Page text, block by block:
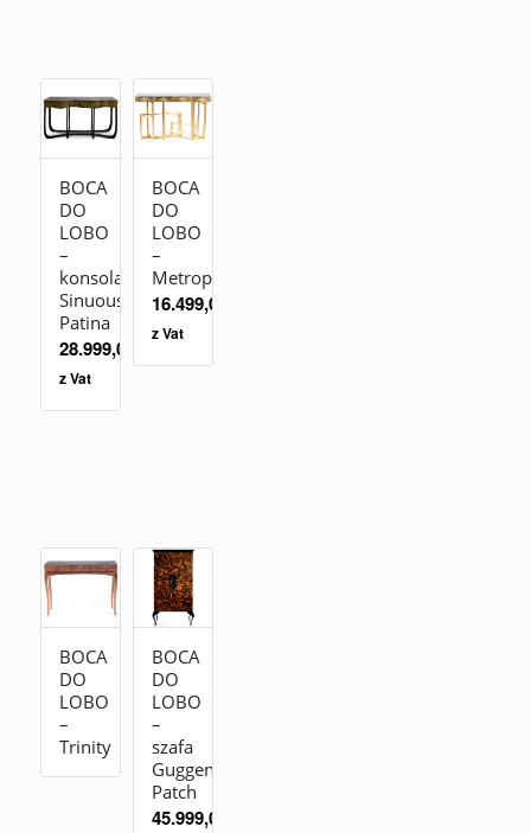
BOCA
DO
LOBO
–
konsola
Sinuous
Patina
28.999,00
z Vat
BOCA
DO
LOBO
–
Metropolis
16.499,00
z Vat
BOCA
DO
LOBO
–
Trinity
BOCA
DO
LOBO
–
szafa
Guggenheim
Patch
45.999,00